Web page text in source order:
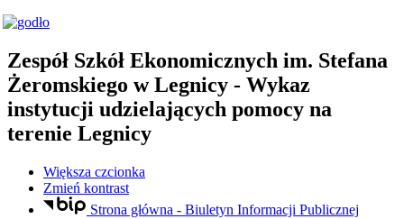
Zespół Szkół Ekonomicznych im. Stefana
Żeromskiego w Legnicy - Wykaz
instytucji udzielających pomocy na
terenie Legnicy
Większa czcionka
Zmień kontrast
Strona główna - Biuletyn Informacji Publicznej